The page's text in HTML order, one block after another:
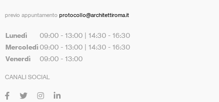
previo appuntamento protocollo@architettiroma.it
Lunedì 09:00 - 13:00 | 14:30 - 16:30
Mercoledì 09:00 - 13:00 | 14:30 - 16:30
Venerdì 09:00 - 13:00
CANALI SOCIAL